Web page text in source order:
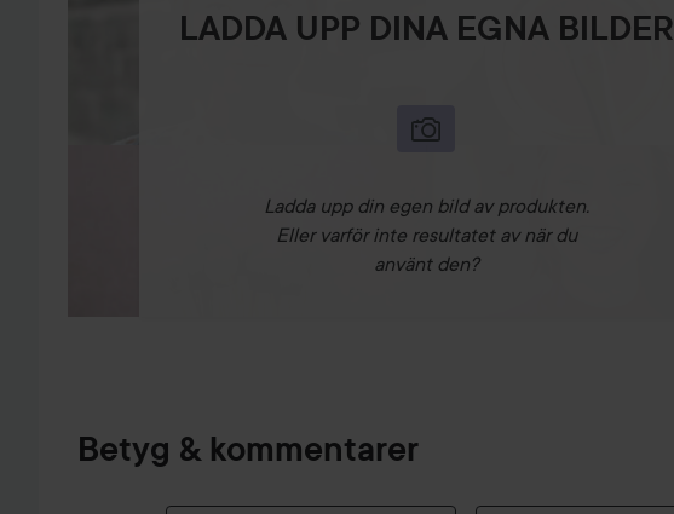
LADDA UPP DINA EGNA BILDER
Ladda upp din egen bild av produkten.
Eller varför inte resultatet av när du
använt den?
Betyg & kommentarer